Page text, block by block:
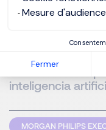
Mesure
Fermer
¿Qué
¿Por dónde
inteligencia
MORGAN PHILIPS